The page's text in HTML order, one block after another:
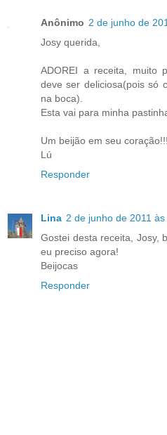
Anônimo 2 de junho de
Josy querida,
ADOREI a receita, muito
deve ser deliciosa(pois só
na boca).
Esta vai para minha
Um beijão em seu coração!!!
Lú
Responder
Lina 2 de junho de 2011 às
Gostei desta receita, Josy,
eu preciso agora!
Beijocas
Responder